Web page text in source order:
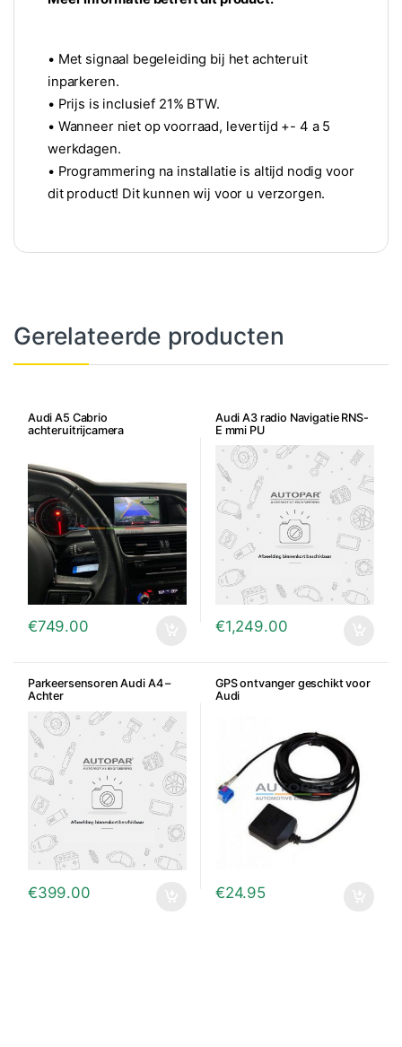
• Met signaal begeleiding bij het achteruit
inparkeren.
• Prijs is inclusief 21% BTW.
• Wanneer niet op voorraad, levertijd +- 4 a 5
werkdagen.
• Programmering na installatie is altijd nodig voor
dit product! Dit kunnen wij voor u verzorgen.
Gerelateerde producten
Audi A5 Cabrio
achteruitrijcamera
€749.00
Audi A3 radio Navigatie RNS-
E mmi PU
€1,249.00
Parkeersensoren Audi A4 –
Achter
€399.00
GPS ontvanger geschikt voor
Audi
€24.95